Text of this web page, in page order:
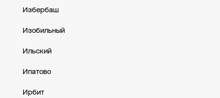
Избербаш
Изобильный
Ильский
Ипатово
Ирбит